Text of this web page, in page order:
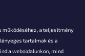
működéséhez, a teljesítmény
tartalmak és a
a weboldalunkon, mind